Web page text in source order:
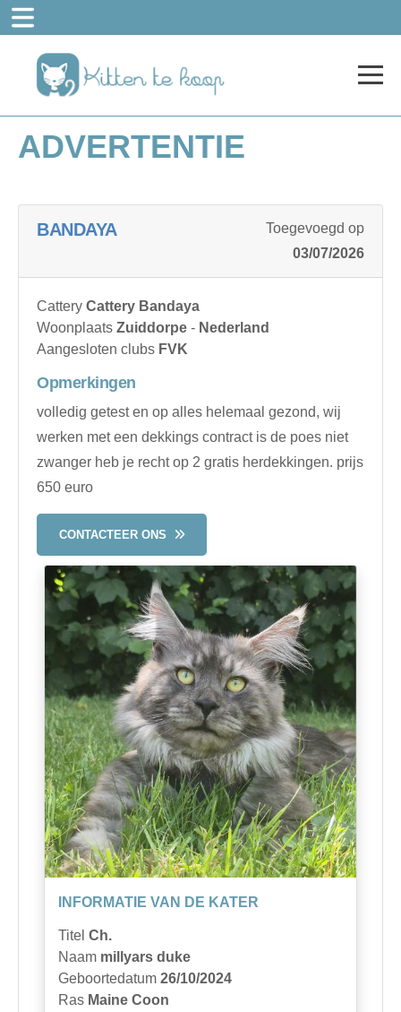
ADVERTENTIE
BANDAYA
Toegevoegd op
03/07/2026
Cattery Cattery Bandaya
Woonplaats Zuiddorpe - Nederland
Aangesloten clubs FVK
Opmerkingen
volledig getest en op alles helemaal gezond, wij
werken met een dekkings contract is de poes niet
zwanger heb je recht op 2 gratis herdekkingen. prijs
650 euro
CONTACTEER ONS
INFORMATIE VAN DE KATER
Titel Ch.
Naam millyars duke
Geboortedatum 26/10/2024
Ras Maine Coon